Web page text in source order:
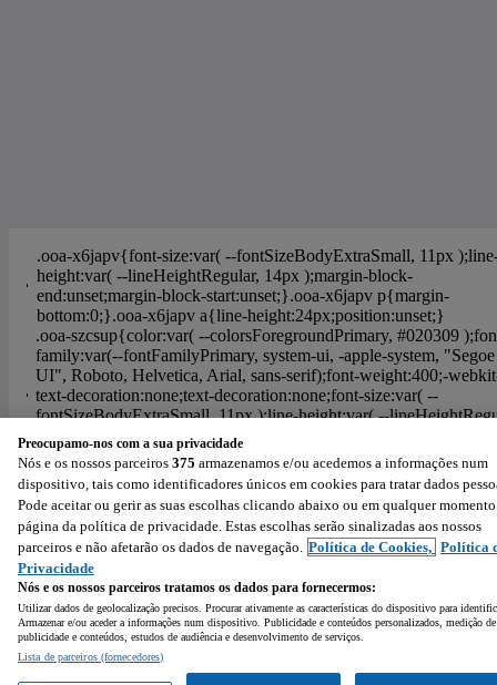
Ajuda Política de Cookies
Configurações de privacidade
Condições de Utilização
Política de Privacidade
Powered by:
Preocupamo-nos com a sua privacidade
Nós e os nossos parceiros 375 armazenamos e/ou acedemos a informações num
dispositivo, tais como identificadores únicos em cookies para tratar dados
Pode aceitar ou gerir as suas escolhas clicando abaixo ou em qualquer
página da política de privacidade. Estas escolhas serão sinalizadas aos nossos
parceiros e não afetarão os dados de navegação. Política de Cookies, Política
Privacidade
Nós e os nossos parceiros tratamos os dados para fornecermos:
Utilizar dados de geolocalização precisos. Procurar ativamente as características do dispositivo para
Armazenar e/ou aceder a informações num dispositivo. Publicidade e conteúdos personalizados, medição de
publicidade e conteúdos, estudos de audiência e desenvolvimento de serviços.
Lista de parceiros (fornecedores)